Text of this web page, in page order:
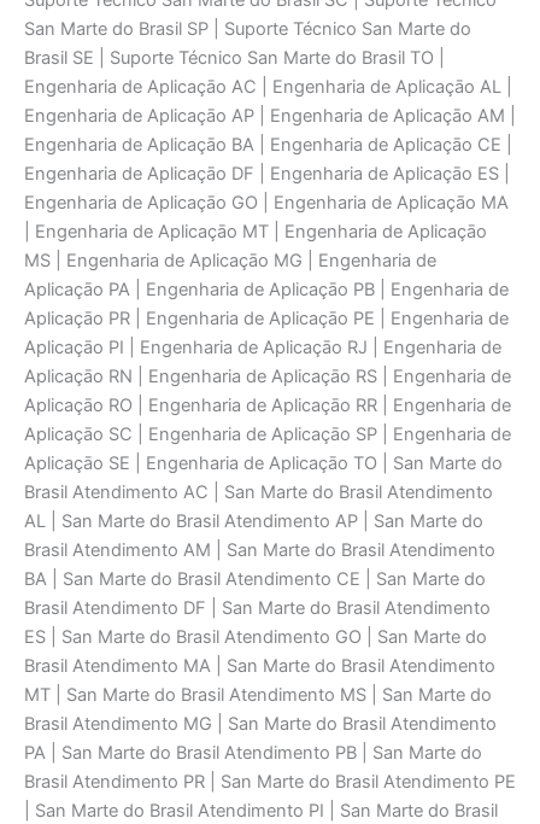
San Marte do Brasil SP | Suporte Técnico San Marte do
Brasil SE | Suporte Técnico San Marte do Brasil TO |
Engenharia de Aplicaçāo AC | Engenharia de Aplicaçāo AL |
Engenharia de Aplicaçāo AP | Engenharia de Aplicaçāo AM |
Engenharia de Aplicaçāo BA | Engenharia de Aplicaçāo CE |
Engenharia de Aplicaçāo DF | Engenharia de Aplicaçāo ES |
Engenharia de Aplicaçāo GO | Engenharia de Aplicaçāo MA
| Engenharia de Aplicaçāo MT | Engenharia de Aplicaçāo
MS | Engenharia de Aplicaçāo MG | Engenharia de
Aplicaçāo PA | Engenharia de Aplicaçāo PB | Engenharia de
Aplicaçāo PR | Engenharia de Aplicaçāo PE | Engenharia de
Aplicaçāo PI | Engenharia de Aplicaçāo RJ | Engenharia de
Aplicaçāo RN | Engenharia de Aplicaçāo RS | Engenharia de
Aplicaçāo RO | Engenharia de Aplicaçāo RR | Engenharia de
Aplicaçāo SC | Engenharia de Aplicaçāo SP | Engenharia de
Aplicaçāo SE | Engenharia de Aplicaçāo TO | San Marte do
Brasil Atendimento AC | San Marte do Brasil Atendimento
AL | San Marte do Brasil Atendimento AP | San Marte do
Brasil Atendimento AM | San Marte do Brasil Atendimento
BA | San Marte do Brasil Atendimento CE | San Marte do
Brasil Atendimento DF | San Marte do Brasil Atendimento
ES | San Marte do Brasil Atendimento GO | San Marte do
Brasil Atendimento MA | San Marte do Brasil Atendimento
MT | San Marte do Brasil Atendimento MS | San Marte do
Brasil Atendimento MG | San Marte do Brasil Atendimento
PA | San Marte do Brasil Atendimento PB | San Marte do
Brasil Atendimento PR | San Marte do Brasil Atendimento PE
| San Marte do Brasil Atendimento PI | San Marte do Brasil